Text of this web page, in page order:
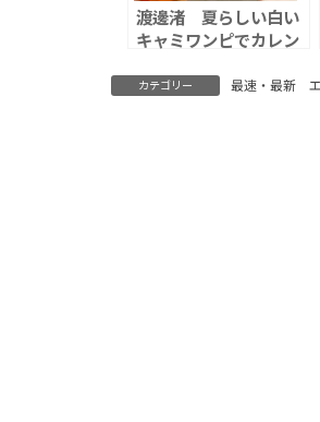
渡邊渚 夏らしい白い
キャミワンピでカレン
トを公開 「夏が来
カテゴリー 最速・最新 エ